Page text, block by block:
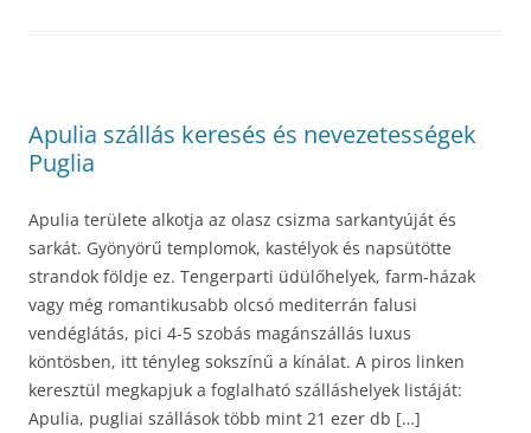
Apulia szállás keresés és nevezetességek
Puglia
Apulia területe alkotja az olasz csizma sarkantyúját és
sarkát. Gyönyörű templomok, kastélyok és napsütötte
strandok földje ez. Tengerparti üdülőhelyek, farm-házak
vagy még romantikusabb olcsó mediterrán falusi
vendéglátás, pici 4-5 szobás magánszállás luxus
köntösben, itt tényleg sokszínű a kínálat. A piros linken
keresztül megkapjuk a foglalható szálláshelyek listáját:
Apulia, pugliai szállások több mint 21 ezer db […]